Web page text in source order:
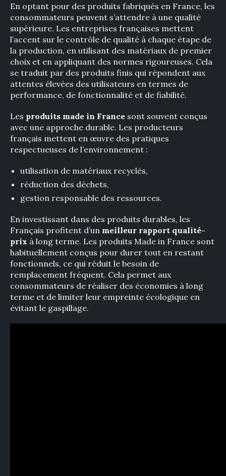
En optant pour des produits fabriqués en France, les
consommateurs peuvent s’attendre à une qualité
supérieure. Les entreprises françaises mettent
l’accent sur le contrôle de qualité à chaque étape de
la production, en utilisant des matériaux de premier
choix et en appliquant des normes rigoureuses. Cela
se traduit par des produits finis qui répondent aux
attentes élevées des utilisateurs en termes de
performance, de fonctionnalité et de fiabilité.
Les produits made in France sont souvent conçus
avec une approche durable. Les producteurs
français mettent en œuvre des pratiques
respectueuses de l’environnement :
utilisation de matériaux recyclés,
réduction des déchets,
gestion responsable des ressources.
En investissant dans des produits durables, les
Français profitent d’un meilleur rapport qualité-
prix à long terme. Les produits Made in France sont
habituellement conçus pour durer tout en restant
fonctionnels, ce qui réduit le besoin de
remplacement fréquent. Cela permet aux
consommateurs de réaliser des économies à long
terme et de limiter leur empreinte écologique en
évitant le gaspillage.
Rechercher